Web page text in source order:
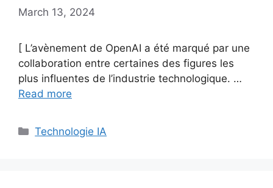
March 13, 2024
[ L’avènement de OpenAI a été marqué par une
collaboration entre certaines des figures les
plus influentes de l’industrie technologique. …
Read more
Categories
Technologie IA